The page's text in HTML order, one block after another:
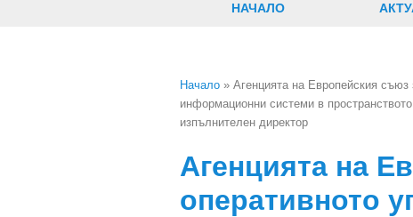
НАЧАЛО
Вие сте тук
Начало » Агенцията на Европейския
информационни системи в
изпълнителен директор
Агенцията на
оперативното